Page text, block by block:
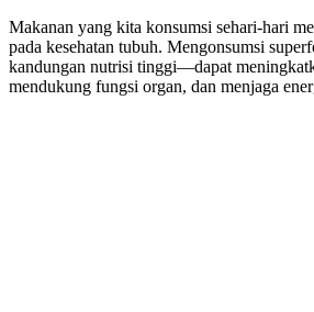
Makanan yang kita konsumsi sehari-hari
pada kesehatan tubuh. Mengonsumsi
kandungan nutrisi tinggi—dapat
mendukung fungsi organ, dan menjaga